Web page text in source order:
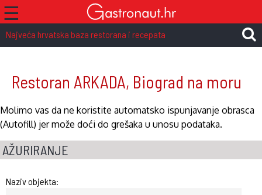
☰
Najveća hrvatska baza restorana i recepata
Restoran ARKADA, Biograd na moru
Molimo vas da ne koristite automatsko ispunjavanje obrasca
(Autofill) jer može doći do grešaka u unosu podataka.
AŽURIRANJE
Naziv objekta: